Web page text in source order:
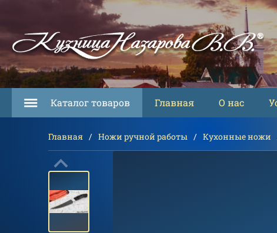
Каталог товаров Главная О нас
Главная Ножи ручной работы Кухонные ножи